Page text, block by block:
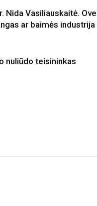
Nida Vasiliauskaitė.
ar baimės industrija
nuliūdo teisininkas